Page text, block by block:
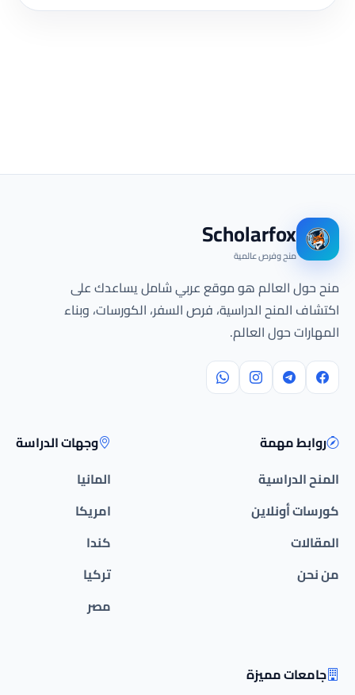
Scholarfox
منح وفرص عالمية
منح حول العالم هو موقع عربي شامل يساعدك على
اكتشاف المنح الدراسية، فرص السفر، الكورسات، وبناء
المهارات حول العالم.
روابط مهمة
المنح الدراسية
كورسات أونلاين
المقالات
من نحن
وجهات الدراسة
المانيا
امريكا
كندا
تركيا
مصر
جامعات مميزة